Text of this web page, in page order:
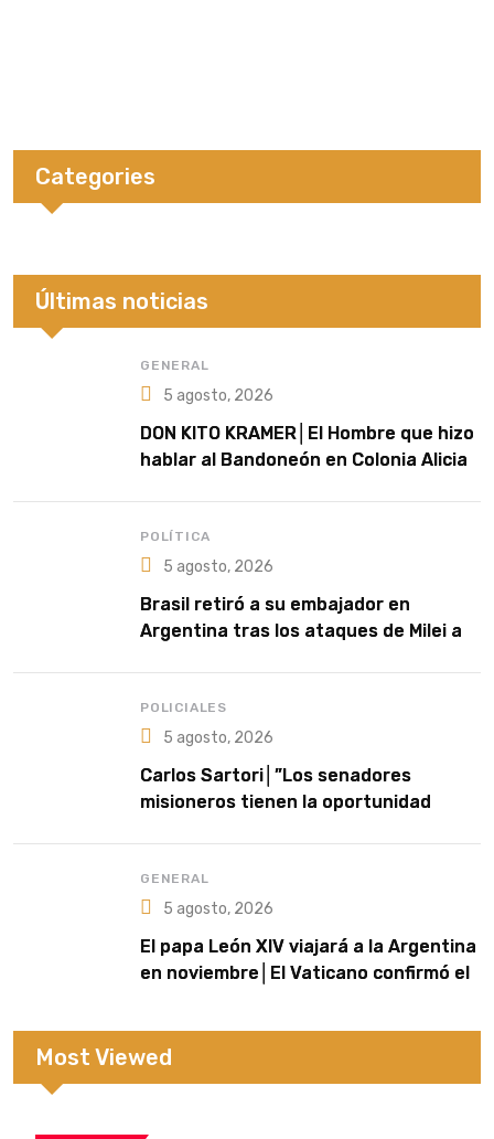
Categories
Últimas noticias
GENERAL
5 agosto, 2026
DON KITO KRAMER│El Hombre que hizo
hablar al Bandoneón en Colonia Alicia
POLÍTICA
5 agosto, 2026
Brasil retiró a su embajador en
Argentina tras los ataques de Milei a
POLICIALES
5 agosto, 2026
Carlos Sartori│”Los senadores
misioneros tienen la oportunidad
afirmó
GENERAL
5 agosto, 2026
El papa León XIV viajará a la Argentina
en noviembre│El Vaticano confirmó el
tres días
Most Viewed